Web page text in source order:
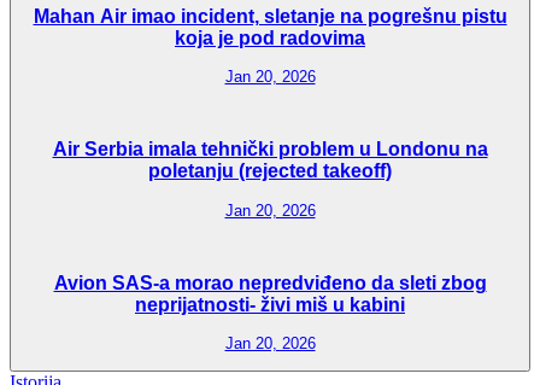
Mahan Air imao incident, sletanje na pogrešnu pistu
koja je pod radovima
Jan 20, 2026
Air Serbia imala tehnički problem u Londonu na
poletanju (rejected takeoff)
Jan 20, 2026
Avion SAS-a morao nepredviđeno da sleti zbog
neprijatnosti- živi miš u kabini
Jan 20, 2026